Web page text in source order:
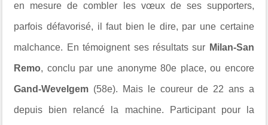
en mesure de combler les vœux de ses supporters,
parfois défavorisé, il faut bien le dire, par une certaine
malchance. En témoignent ses résultats sur Milan-San
Remo, conclu par une anonyme 80e place, ou encore
Gand-Wevelgem (58e). Mais le coureur de 22 ans a
depuis bien relancé la machine. Participant pour la